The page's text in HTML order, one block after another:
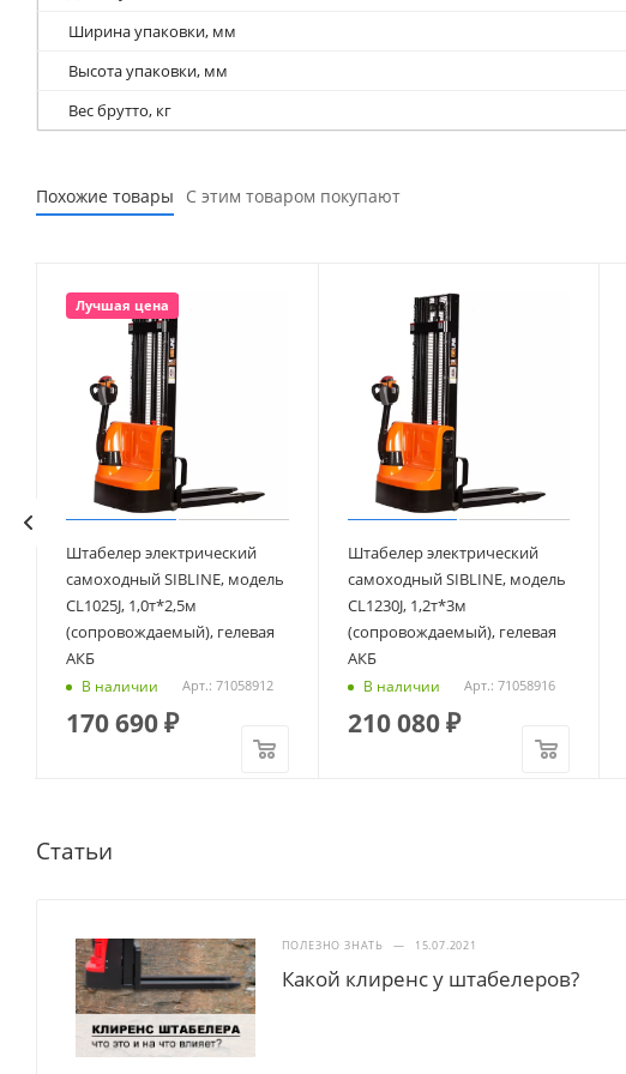
Ширина упаковки, мм
Высота упаковки, мм
Вес брутто, кг
Похожие товары С этим товаром покупают
Лучшая цена
Штабелер электрический
самоходный SIBLINE, модель
CL1025J, 1,0т*2,5м
(сопровождаемый), гелевая
АКБ
В наличии Арт.: 71058912
170 690₽
Штабелер электрический
самоходный SIBLINE, модель
CL1230J, 1,2т*3м
(сопровождаемый), гелевая
АКБ
В наличии Арт.: 71058916
210 080₽
Статьи
ПОЛЕЗНО ЗНАТЬ — 15.07.2021
Какой клиренс у штабелеров?